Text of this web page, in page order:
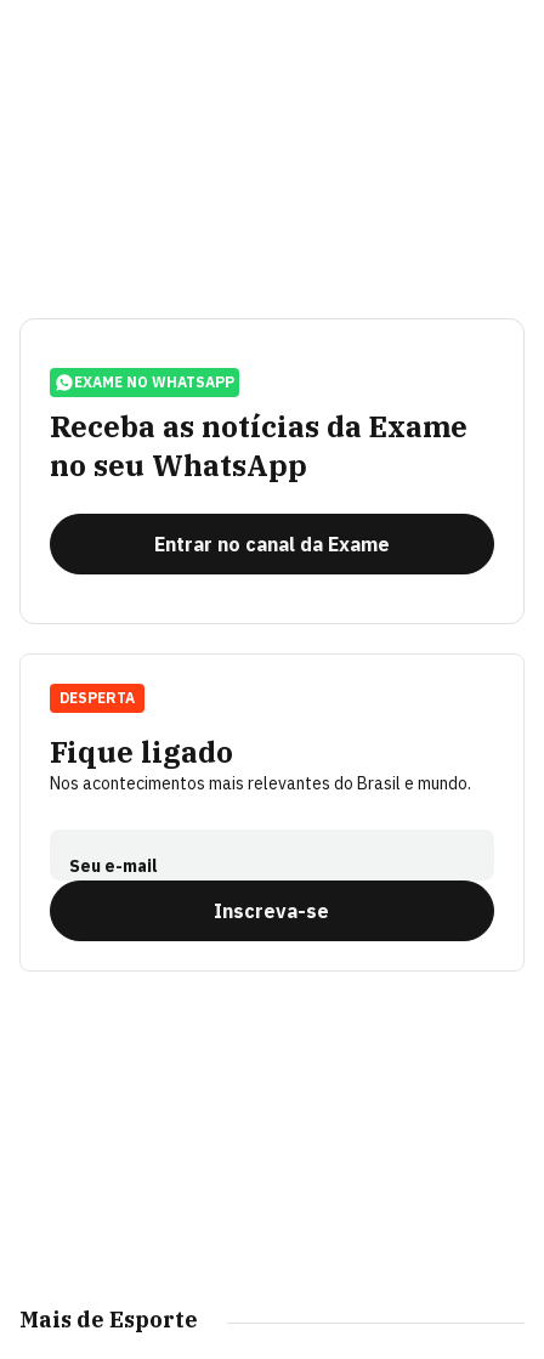
EXAME NO WHATSAPP
Receba as notícias da Exame
no seu WhatsApp
Entrar no canal da Exame
Fique ligado
Nos acontecimentos mais relevantes do Brasil e mundo.
Seu e-mail
Inscreva-se
DESPERTA
Mais de Esporte